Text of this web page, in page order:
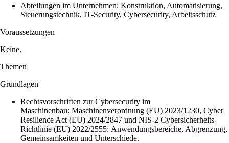
Abteilungen im Unternehmen: Konstruktion, Automatisierung,
Steuerungstechnik, IT-Security, Cybersecurity, Arbeitsschutz
Voraussetzungen
Keine.
Themen
Grundlagen
Rechtsvorschriften zur Cybersecurity im
Maschinenbau: Maschinenverordnung (EU) 2023/1230, Cyber
Resilience Act (EU) 2024/2847 und NIS-2 Cybersicherheits-
Richtlinie (EU) 2022/2555: Anwendungsbereiche, Abgrenzung,
Gemeinsamkeiten und Unterschiede.